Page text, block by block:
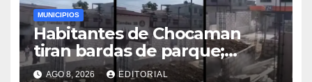
MUNICIPIOS
Habitantes de Chocaman
tiran bardas de parque;
exigen obras de
AGO 8, 2026 EDITORIAL